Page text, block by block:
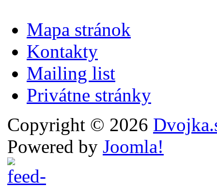
Mapa stránok
Kontakty
Mailing list
Privátne stránky
Copyright © 2026
Powered by Joomla!